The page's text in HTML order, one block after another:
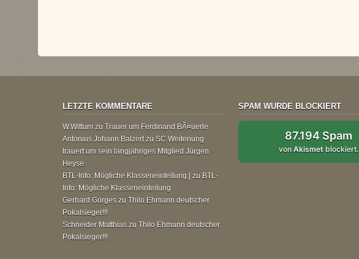
LETZTE KOMMENTARE
W.Wittum zu Trauer um Ferdinand BÃ¤uerle
Antonius Johann Balzertzu SC Weitenung
trauert um sein langjähriges Mitglied Jürgen
Heyse
BTL-Info: Mögliche Klasseneinteilung |
zu BTL-
Info: Mögliche Klasseneinteilung
Gerhard Gorges zu Thilo Ehmann deutscher
Pokalsieger!!!
Schneider Matthias zu Thilo Ehmann deutscher
Pokalsieger!!!
SPAM WURDE BLOCKIERT
87.194 Spam
vonAkismet blockiert.